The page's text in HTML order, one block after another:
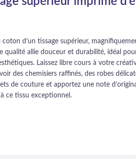
d’un tissage supérieur,
qualité allie douceur et durabilité, idéal
Laissez libre cours à votre
des chemisiers raffinés, des robes
de couture et apportez une note
ce tissu exceptionnel.